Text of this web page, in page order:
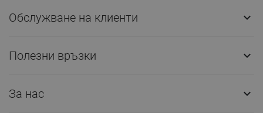
Обслужване на клиенти 
Полезни връзки 
За нас 